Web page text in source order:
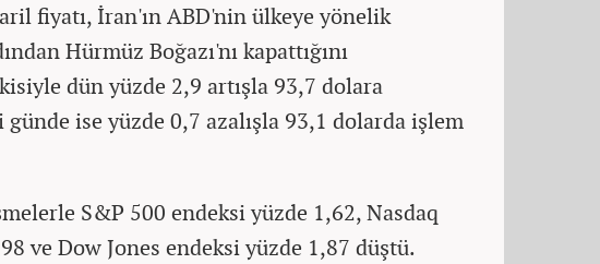
fiyatı, İran'ın ABD'nin ülkeye yönelik
Hürmüz Boğazı'nı kapattığını
dün yüzde 2,9 artışla 93,7 dolara
ise yüzde 0,7 azalışla 93,1 dolarda işlem
S&P 500 endeksi yüzde 1,62, Nasdaq
ve Dow Jones endeksi yüzde 1,87 düştü.